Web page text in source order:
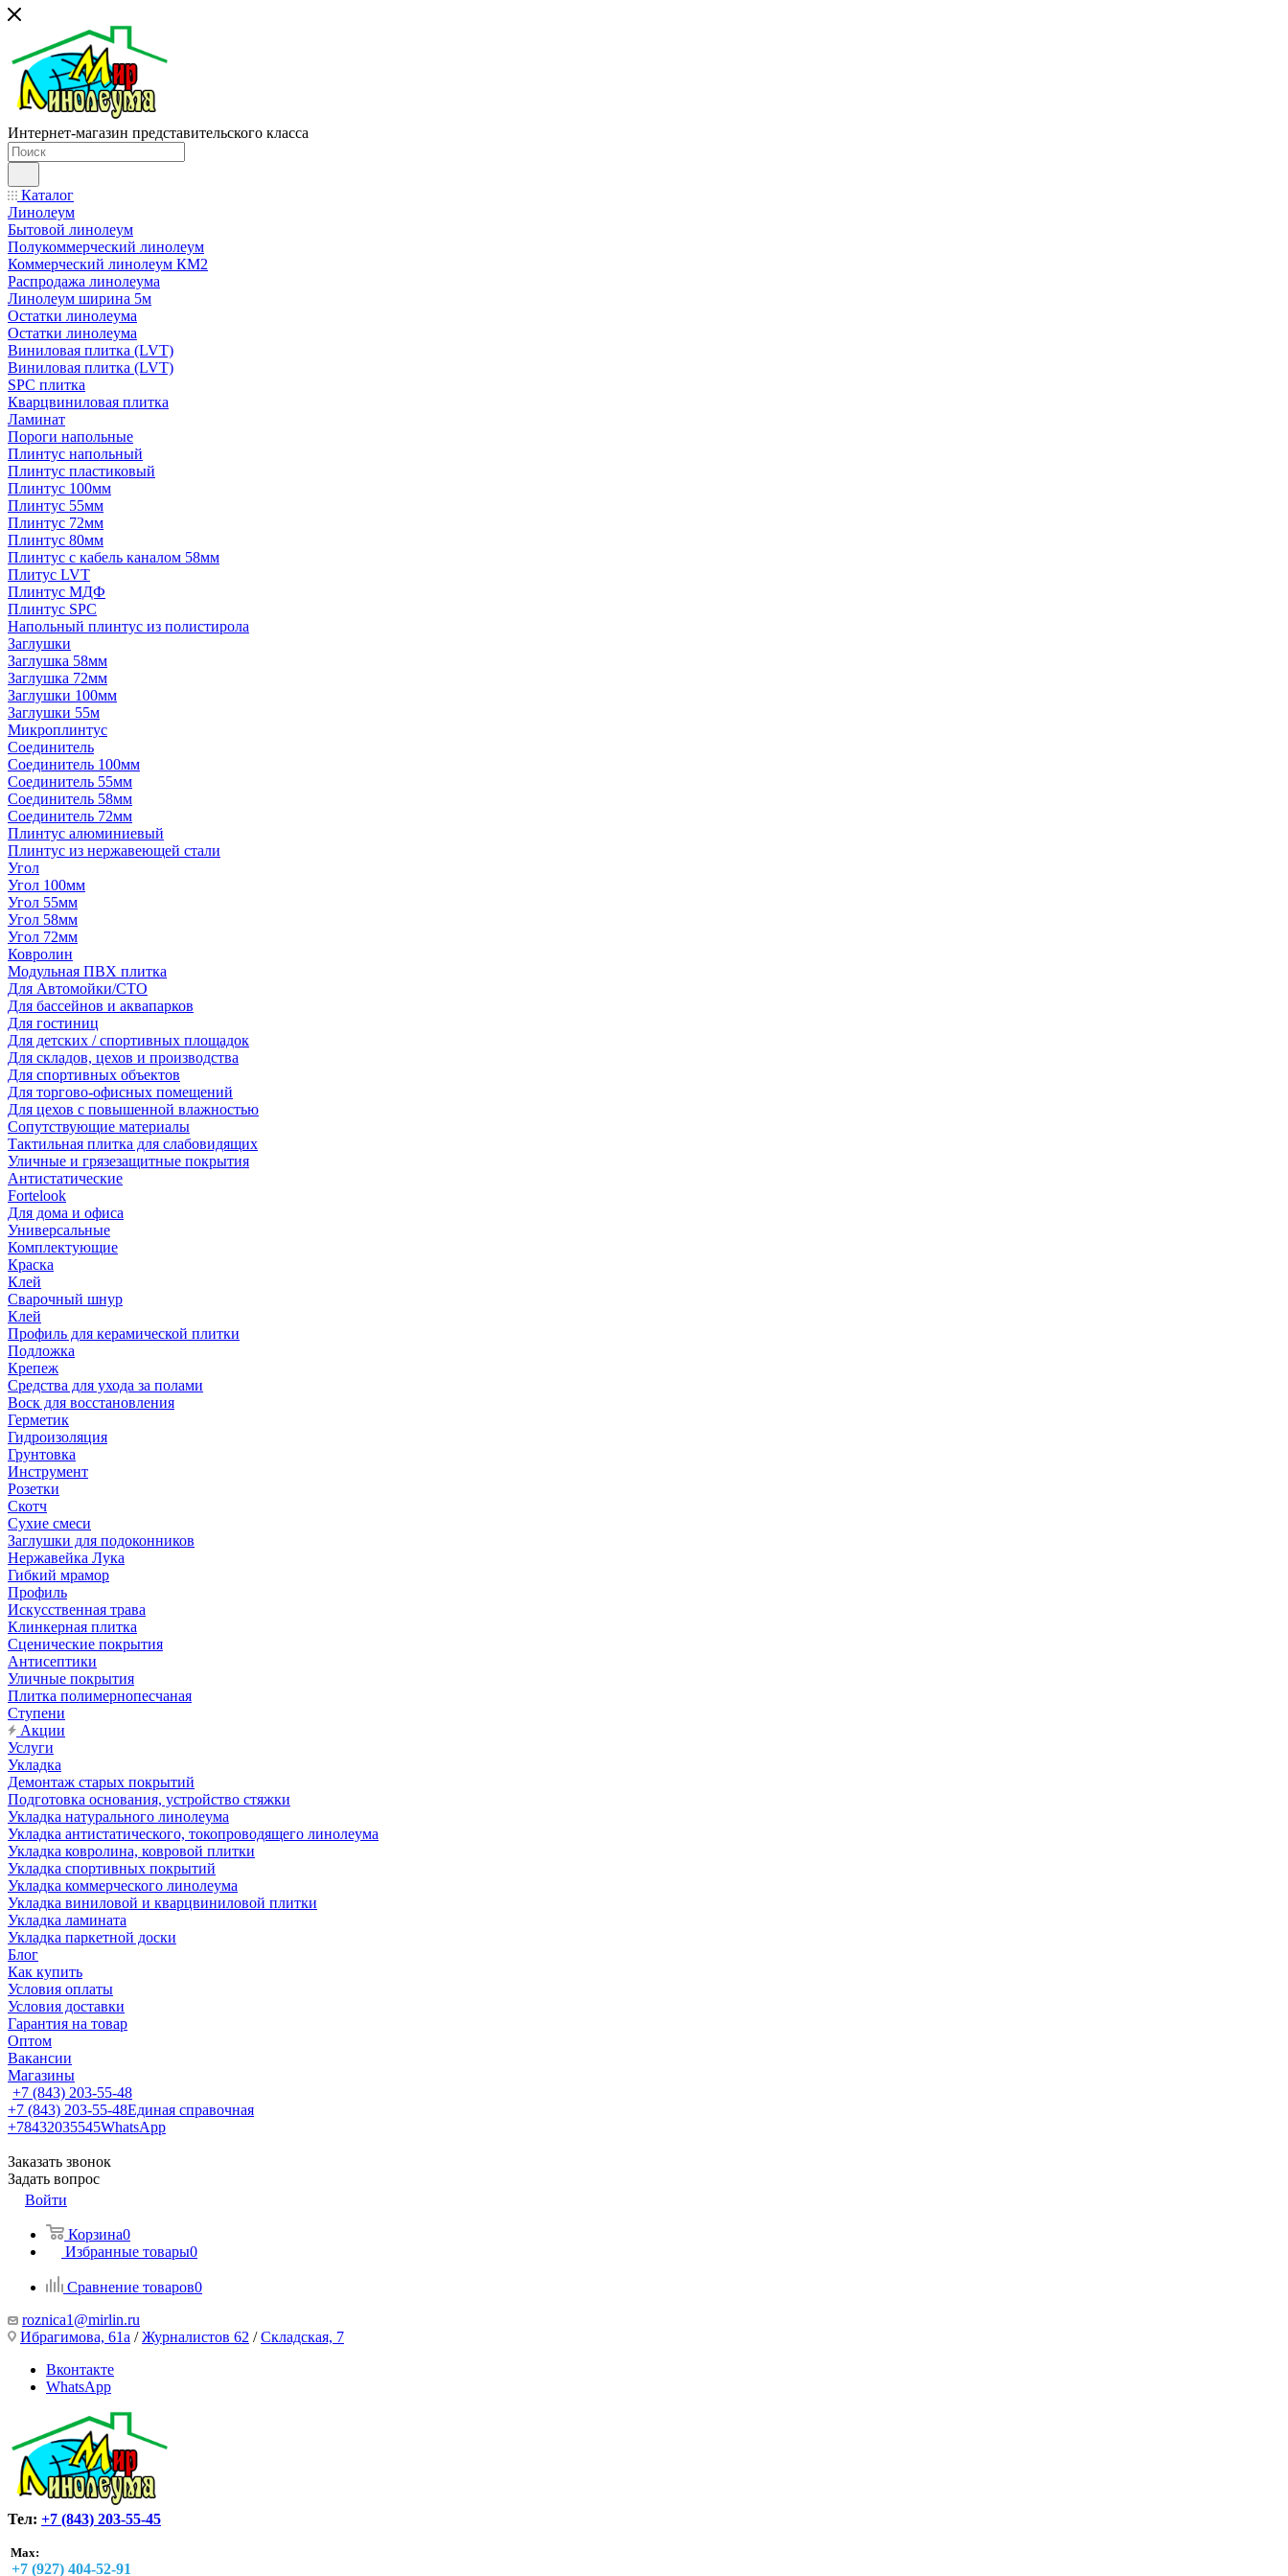
Интернет-магазин представительского класса
Каталог
Линолеум
Бытовой линолеум
Полукоммерческий линолеум
Коммерческий линолеум КМ2
Распродажа линолеума
Линолеум ширина 5м
Остатки линолеума
Остатки линолеума
Виниловая плитка (LVT)
Виниловая плитка (LVT)
SPC плитка
Кварцвиниловая плитка
Ламинат
Пороги напольные
Плинтус напольный
Плинтус пластиковый
Плинтус 100мм
Плинтус 55мм
Плинтус 72мм
Плинтус 80мм
Плинтус с кабель каналом 58мм
Плитус LVT
Плинтус МДФ
Плинтус SPC
Напольный плинтус из полистирола
Заглушки
Заглушка 58мм
Заглушка 72мм
Заглушки 100мм
Заглушки 55м
Микроплинтус
Соединитель
Соединитель 100мм
Соединитель 55мм
Соединитель 58мм
Соединитель 72мм
Плинтус алюминиевый
Плинтус из нержавеющей стали
Угол
Угол 100мм
Угол 55мм
Угол 58мм
Угол 72мм
Ковролин
Модульная ПВХ плитка
Для Автомойки/СТО
Для бассейнов и аквапарков
Для гостиниц
Для детских / спортивных площадок
Для складов, цехов и производства
Для спортивных объектов
Для торгово-офисных помещений
Для цехов с повышенной влажностью
Сопутствующие материалы
Тактильная плитка для слабовидящих
Уличные и грязезащитные покрытия
Антистатические
Fortelook
Для дома и офиса
Универсальные
Комплектующие
Краска
Клей
Сварочный шнур
Клей
Профиль для керамической плитки
Подложка
Крепеж
Средства для ухода за полами
Воск для восстановления
Герметик
Гидроизоляция
Грунтовка
Инструмент
Розетки
Скотч
Сухие смеси
Заглушки для подоконников
Нержавейка Лука
Гибкий мрамор
Профиль
Искусственная трава
Клинкерная плитка
Сценические покрытия
Антисептики
Уличные покрытия
Плитка полимернопесчаная
Ступени
Акции
Услуги
Укладка
Демонтаж старых покрытий
Подготовка основания, устройство стяжки
Укладка натурального линолеума
Укладка антистатического, токопроводящего линолеума
Укладка ковролина, ковровой плитки
Укладка спортивных покрытий
Укладка коммерческого линолеума
Укладка виниловой и кварцвиниловой плитки
Укладка ламината
Укладка паркетной доски
Блог
Как купить
Условия оплаты
Условия доставки
Гарантия на товар
Оптом
Вакансии
Магазины
+7 (843) 203-55-48
+7 (843) 203-55-48Единая справочная
+78432035545WhatsApp
Заказать звонок
Задать вопрос
Войти
Корзина0
Избранные товары0
Сравнение товаров0
roznica1@mirlin.ru
Ибрагимова, 61а /Журналистов 62 /Складская, 7
Вконтакте
WhatsApp
Тел: +7 (843) 203-55-45
Max:
+7 (927) 404-52-91